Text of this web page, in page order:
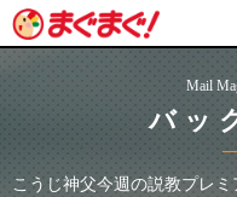
Mail
バッ
こうじ神父今週の説教プレミ